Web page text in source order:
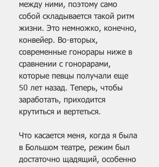
между ними, поэтому само
собой складывается такой ритм
жизни. Это немножко, конечно,
конвейер. Во-вторых,
современные гонорары ниже в
сравнении с гонорарами,
которые певцы получали еще
50 лет назад. Теперь, чтобы
заработать, приходится
крутиться и вертеться.
Что касается меня, когда я была
в Большом театре, режим был
достаточно щадящий, особенно